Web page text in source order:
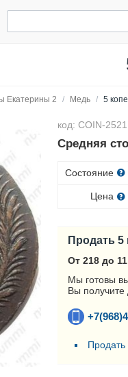
Екатерины 2 / Медь / 5
код: COIN-2521
Средняя
Состояние
Цена
Продать 5
От 218 до
Мы готовы
Вы получите